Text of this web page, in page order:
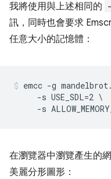
我將使用與上述相同的
訊，同時也會要求
任意大小的記憶體：
emcc -g
     -s USE_SDL=2 \
在瀏覽器中瀏覽產生的
美麗分形圖形：